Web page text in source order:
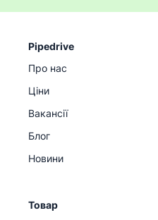
Pipedrive
Про нас
Ціни
Вакансії
Блог
Новини
Товар